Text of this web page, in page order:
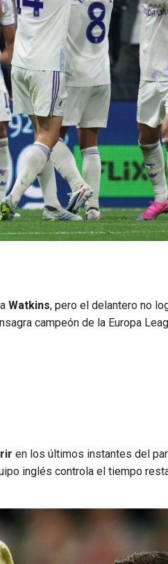
Watkins, pero el delantero no
campeón de la Europa
en los últimos instantes del
inglés controla el tiempo